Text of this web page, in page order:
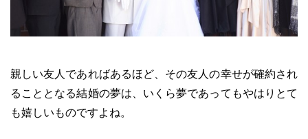
親しい友人であればあるほど、その友人の幸せが確約され
ることとなる結婚の夢は、いくら夢であってもやはりとて
も嬉しいものですよね。